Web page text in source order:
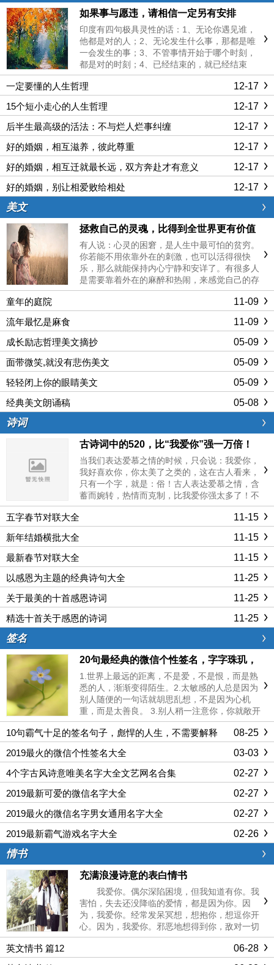
如果事与愿违，请相信一定另有安排
印度有四句极具灵性的话：1、无论你遇见谁，
他都是对的人；2、无论发生什么事，那都是唯
一会发生的事；3、不管事情开始于哪个时刻，
都是对的时刻；4、已经结束的，就已经结束
了。这几句话让我想起了佛陀释迦摩尼说过的相
似的话：无论你遇见谁，他都是你生命中该出现
活总会给你答案，但不会马上把...
12-17
一定要懂的人生哲理
12-17
15个短小走心的人生哲理
12-17
后半生最高级的活法：不与烂人烂事纠缠
12-17
好的婚姻，相互滋养，彼此尊重
12-17
好的婚姻，相互迁就最长远，双方奔赴才有意义
12-17
好的婚姻，别让相爱败给相处
美文
拯救自己的灵魂，比得到全世界更有价值
有人说：心灵的困窘，是人生中最可怕的贫穷。
你若能不用依靠外在的刺激，也可以活得很快
乐，那么就能保持内心宁静和安详了。有很多人
是需要靠着外在的麻醉和热闹，来感觉自己的存
在，而真正充实的人，对于声色犬马则有免疫
力。灵魂若找不到目标，就会迷失；拯救自己的
11-09
童年的庭院
11-09
流年最忆是麻食
05-09
成长励志哲理美文摘抄
05-09
面带微笑,就没有悲伤美文
05-09
轻轻闭上你的眼睛美文
05-08
经典美文朗诵稿
诗词
古诗词中的520，比“我爱你”强一万倍！
当我们表达爱慕之情的时候，只会说：我爱你，
我好喜欢你，你太美了之类的，这在古人看来，
只有一个字，就是：俗！古人表达爱慕之情，含
蓄而婉转，热情而克制，比我爱你强太多了！不
信，就跟诗词君一起来看看，古人是怎么说520
的，简直比“我爱你”强一万倍！《越人歌》先秦·
11-15
五字春节对联大全
11-15
新年结婚横批大全
11-15
最新春节对联大全
11-25
以感恩为主题的经典诗句大全
11-25
关于最美的十首感恩诗词
11-25
精选十首关于感恩的诗词
签名
20句最经典的微信个性签名，字字珠玑，
句句入骨
1.世界上最远的距离，不是爱，不是恨，而是熟
悉的人，渐渐变得陌生。2.太敏感的人总是因为
别人随便的一句话就胡思乱想，不是因为心机
重，而是太善良。 3.别人稍一注意你，你就敞开
心扉，你觉得这是坦率，其实这是孤独。4.大喜
大悲看清自己，大起大落看清朋友。没有一个足
08-25
10句霸气十足的签名句子，彪悍的人生，不需要解释
03-03
2019最火的微信个性签名大全
02-27
4个字古风诗意唯美名字大全文艺网名合集
02-27
2019最新可爱的微信名字大全
02-27
2019最火的微信名字男女通用名字大全
02-26
2019最新霸气游戏名字大全
情书
充满浪漫诗意的表白情书
我爱你。偶尔深陷困境，但我知道有你。我
害怕，失去还没降临的爱情，都是因为你。因
为，我爱你。经常发呆冥想，想抱你，想逗你开
心。因为，我爱你。邪恶地想得到你，敌对一切
觊觎你的伪君子。我真的要疯了！因为你！因为
我爱你！！你相信么？命运有时候真是有趣，注
06-28
英文情书 篇12